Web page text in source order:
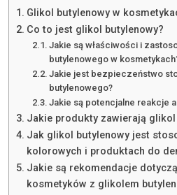
Glikol butylenowy w
Co to jest glikol butylenowy?
Jakie są właściwości i
butylenowego w
Jakie jest bezpieczeństwo
butylenowego?
Jakie są potencjalne reakcje
Jakie produkty zawierają glikol
Jak glikol butylenowy jest
kolorowych i produktach do
Jakie są rekomendacje
kosmetyków z glikolem